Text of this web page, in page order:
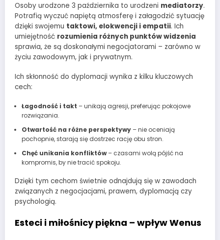
Osoby urodzone 3 października to urodzeni mediatorzy.
Potrafią wyczuć napiętą atmosferę i załagodzić sytuację
dzięki swojemu taktowi, elokwencji i empatii. Ich
umiejętność rozumienia różnych punktów widzenia
sprawia, że są doskonałymi negocjatorami – zarówno w
życiu zawodowym, jak i prywatnym.
Ich skłonność do dyplomacji wynika z kilku kluczowych
cech:
Łagodność i takt – unikają agresji, preferując pokojowe
rozwiązania.
Otwartość na różne perspektywy– nie oceniają
pochopnie, starają się dostrzec rację obu stron.
Chęć unikania konfliktów– czasami wolą pójść na
kompromis, by nie tracić spokoju.
Dzięki tym cechom świetnie odnajdują się w zawodach
związanych z negocjacjami, prawem, dyplomacją czy
psychologią.
Esteci i miłośnicy piękna – wpływ Wenus